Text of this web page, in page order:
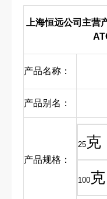
上海恒远公司主
产品名称：
产品别名：
产品规格：
25克
100克